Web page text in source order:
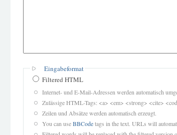
Eingabeformat
Filtered HTML
Internet- und E-Mail-Adressen werden automatisch
Zulässige HTML-Tags: <a> <em> <strong> <cite>
Zeilen und Absätze werden automatisch erzeugt.
You can useBBCodetags in the text. URLs will